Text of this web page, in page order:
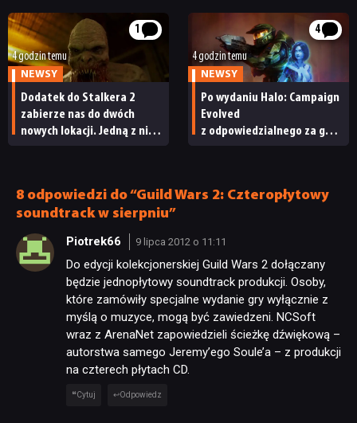
PUBLICYSTYKA
KULTURA
RETRO
TECHNOLOGIE
DYSKUSJE
JUŻ GRALIŚMY
SKLEP
1
4 godzin temu
NEWSY
Dodatek do Stalkera 2
zabierze nas do dwóch
nowych lokacji. Jedną z nich
4
4 godzin temu
NEWSY
Po wydaniu Halo: Campaign
Evolved
z odpowiedzialnego za grę
8 odpowiedzi do “Guild Wars 2: Czteropłytowy
soundtrack w sierpniu”
Piotrek66 9 lipca 2012 o 11:11
Do edycji kolekcjonerskiej Guild Wars 2 dołączany
będzie jednopłytowy soundtrack produkcji. Osoby,
które zamówiły specjalne wydanie gry wyłącznie z
myślą o muzyce, mogą być zawiedzeni. NCSoft
wraz z ArenaNet zapowiedzieli ścieżkę dźwiękową –
autorstwa samego Jeremy’ego Soule’a – z produkcji
na czterech płytach CD.
Cytuj Odpowiedz